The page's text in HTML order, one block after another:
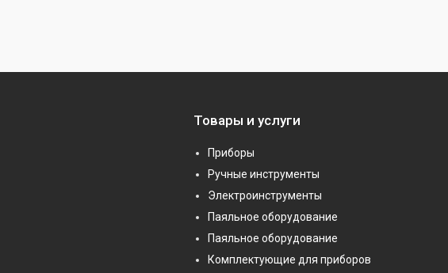
Товары и услуги
Приборы
Ручные инструменты
Электроинструменты
Паяльное оборудование
Паяльное оборудование
Комплектующие для приборов